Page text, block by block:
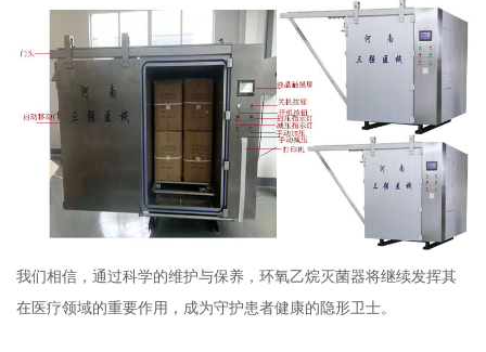
我们相信，通过科学的维护与保养，环氧乙烷灭菌器将继续发挥其
在医疗领域的重要作用，成为守护患者健康的隐形卫士。